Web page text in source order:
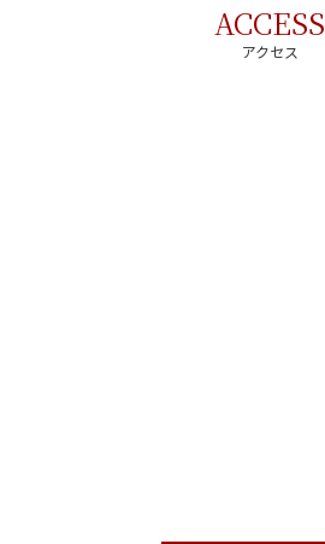
ACCESS
アクセス